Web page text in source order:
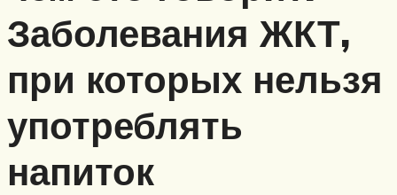
Заболевания ЖКТ,
при которых нельзя
употреблять
напиток